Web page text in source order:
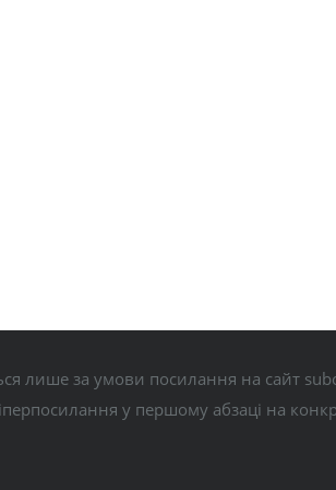
лише за умови посилання на сайт
у першому абзаці на